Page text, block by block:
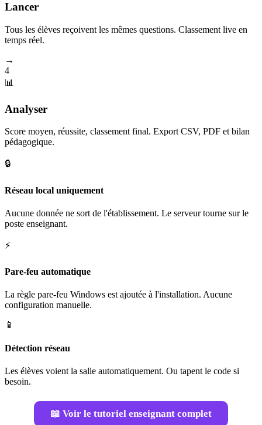
Lancer
Tous les élèves reçoivent les mêmes questions. Classement live en
temps réel.
→
4
📊
Analyser
Score moyen, réussite, classement final. Export CSV, PDF et bilan
pédagogique.
🔒
Réseau local uniquement
Aucune donnée ne sort de l'établissement. Le serveur tourne sur le
poste enseignant.
⚡
Pare-feu automatique
La règle pare-feu Windows est ajoutée à l'installation. Aucune
configuration manuelle.
📱
Détection réseau
Les élèves voient la salle automatiquement. Ou tapent le code si
besoin.
📖 Voir le tutoriel enseignant complet